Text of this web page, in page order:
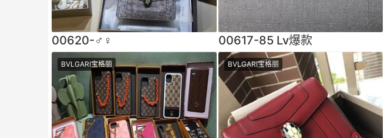
00620-♂♀ 00617-85 Lv爆款
BVLGARI宝格丽 BVLGARI宝格丽